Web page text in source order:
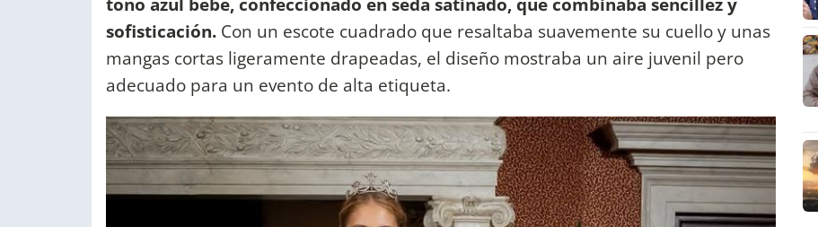
sofisticación. Con un escote cuadrado que resaltaba suavemente su cuello y unas
mangas cortas ligeramente drapeadas, el diseño mostraba un aire juvenil pero
adecuado para un evento de alta etiqueta.